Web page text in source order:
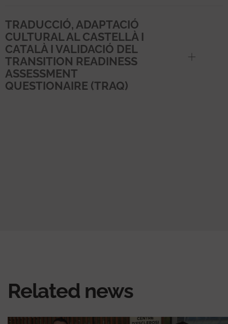
TRADUCCIÓ, ADAPTACIÓ
CULTURAL AL CASTELLÀ I
CATALÀ I VALIDACIÓ DEL
TRANSITION READINESS
ASSESSMENT
QUESTIONAIRE (TRAQ)
Related news